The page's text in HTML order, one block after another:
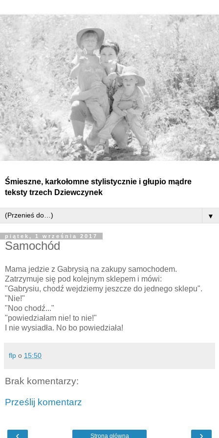
Śmieszne, karkołomne stylistycznie i głupio mądre
teksty trzech Dziewczynek
▼
piątek, 1 września 2017
Samochód
Mama jedzie z Gabrysią na zakupy samochodem.
Zatrzymuje się pod kolejnym sklepem i mówi:
"Gabrysiu, chodź wejdziemy jeszcze do jednego sklepu".
"Nie!"
"Noo chodź..."
"powiedziałam nie! to nie!"
I nie wysiadła. No bo powiedziała!
flp o 15:50
Brak komentarzy:
Prześlij komentarz
‹ ›
Strona główna